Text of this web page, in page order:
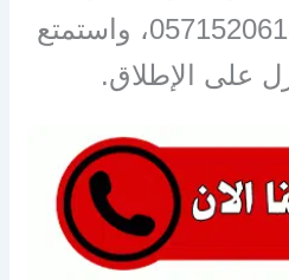
، واستمتع
على الإطلاق.